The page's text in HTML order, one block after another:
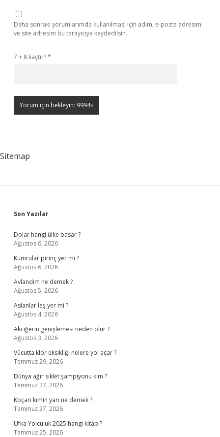
Daha sonraki yorumlarımda kullanılması için adım, e-posta adresim
ve site adresim bu tarayıcıya kaydedilsin.
7 + 8 kaçtır?*
Sitemap
Sidebar
Son Yazılar
Dolar hangi ülke basar ?
Ağustos 6, 2026
Kumrular pirinç yer mi ?
Ağustos 6, 2026
Avlandım ne demek ?
Ağustos 5, 2026
Aslanlar leş yer mi ?
Ağustos 4, 2026
Akciğerin genişlemesi neden olur ?
Ağustos 3, 2026
Vücutta klor eksikliği nelere yol açar ?
Temmuz 29, 2026
Dünya ağır sıklet şampiyonu kim ?
Temmuz 27, 2026
Koçari kimin yarı ne demek ?
Temmuz 27, 2026
Ufka Yolculuk 2025 hangi kitap ?
Temmuz 25, 2026